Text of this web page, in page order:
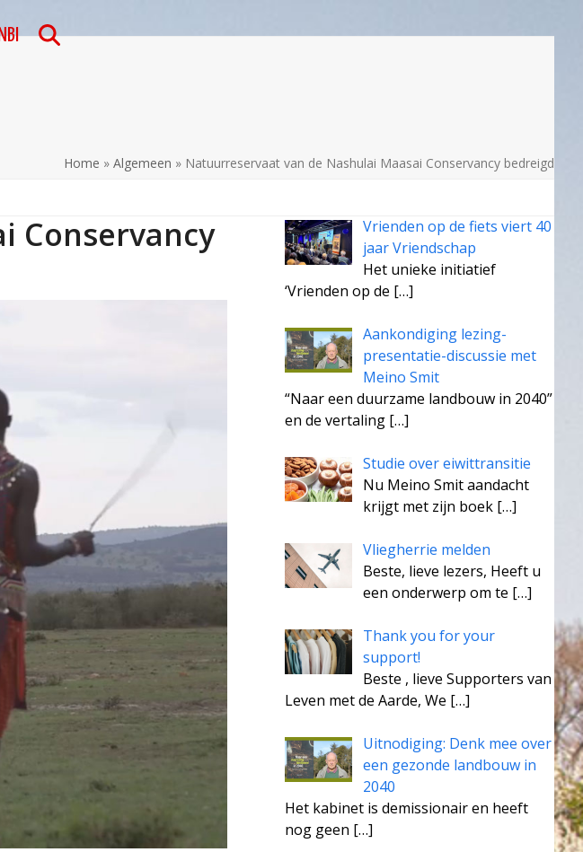
Home » Algemeen » Natuurreservaat van de Nashulai Maasai Conservancy bedreigd
Conservancy
Vrienden op de fiets viert 40
jaar Vriendschap
Het unieke initiatief
‘Vrienden op de […]
Aankondiging lezing-
presentatie-discussie met
Meino Smit
“Naar een duurzame landbouw in 2040”
en de vertaling […]
Studie over eiwittransitie
Nu Meino Smit aandacht
krijgt met zijn boek […]
Vliegherrie melden
Beste, lieve lezers, Heeft u
een onderwerp om te […]
Thank you for your
support!
Beste , lieve Supporters van
Leven met de Aarde, We […]
Uitnodiging: Denk mee over
een gezonde landbouw in
2040
Het kabinet is demissionair en heeft
nog geen […]